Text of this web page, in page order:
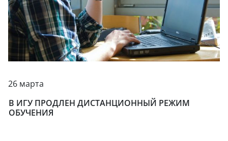
26 марта
В ИГУ ПРОДЛЕН ДИСТАНЦИОННЫЙ РЕЖИМ
ОБУЧЕНИЯ